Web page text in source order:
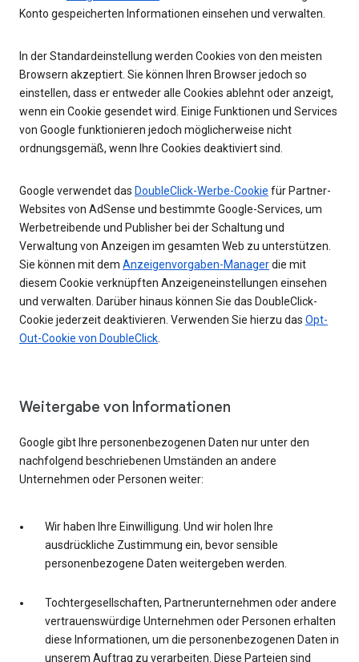
Konto gespeicherten Informationen einsehen und verwalten.
In der Standardeinstellung werden Cookies von den meisten
Browsern akzeptiert. Sie können Ihren Browser jedoch so
einstellen, dass er entweder alle Cookies ablehnt oder anzeigt,
wenn ein Cookie gesendet wird. Einige Funktionen und Services
von Google funktionieren jedoch möglicherweise nicht
ordnungsgemäß, wenn Ihre Cookies deaktiviert sind.
Google verwendet das DoubleClick-Werbe-Cookie für Partner-
Websites von AdSense und bestimmte Google-Services, um
Werbetreibende und Publisher bei der Schaltung und
Verwaltung von Anzeigen im gesamten Web zu unterstützen.
Sie können mit dem Anzeigenvorgaben-Managerdie mit
diesem Cookie verknüpften Anzeigeneinstellungen einsehen
und verwalten. Darüber hinaus können Sie das DoubleClick-
Cookie jederzeit deaktivieren. Verwenden Sie hierzu das Opt-
Out-Cookie von DoubleClick
Weitergabe von Informationen
Google gibt Ihre personenbezogenen Daten nur unter den
nachfolgend beschriebenen Umständen an andere
Unternehmen oder Personen weiter:
Wir haben Ihre Einwilligung. Und wir holen Ihre
ausdrückliche Zustimmung ein, bevor sensible
personenbezogene Daten weitergeben werden.
Tochtergesellschaften, Partnerunternehmen oder andere
vertrauenswürdige Unternehmen oder Personen erhalten
diese Informationen, um die personenbezogenen Daten in
unserem Auftrag zu verarbeiten. Diese Parteien sind